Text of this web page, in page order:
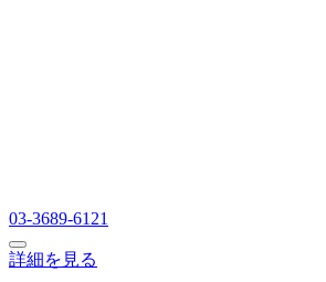
03-3689-6121
詳細を見る